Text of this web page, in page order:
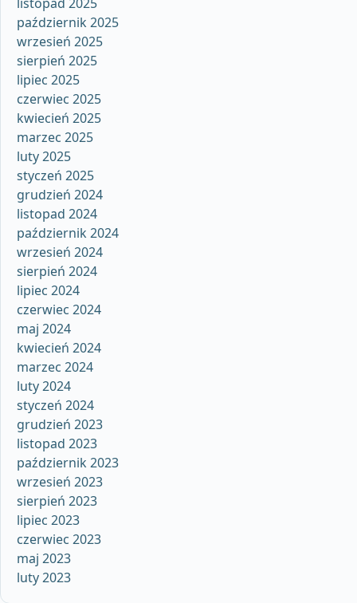
październik 2025
wrzesień 2025
sierpień 2025
lipiec 2025
czerwiec 2025
kwiecień 2025
marzec 2025
luty 2025
styczeń 2025
grudzień 2024
listopad 2024
październik 2024
wrzesień 2024
sierpień 2024
lipiec 2024
czerwiec 2024
maj 2024
kwiecień 2024
marzec 2024
luty 2024
styczeń 2024
grudzień 2023
listopad 2023
październik 2023
wrzesień 2023
sierpień 2023
lipiec 2023
czerwiec 2023
maj 2023
luty 2023